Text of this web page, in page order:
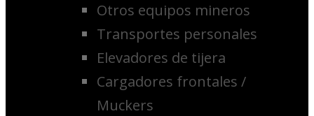
Otros equipos mineros
Transportes personales
Elevadores de tijera
Cargadores frontales /
Muckers